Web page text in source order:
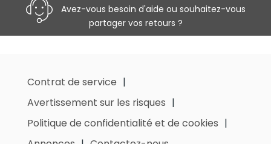
Avez-vous besoin d'aide ou souhaitez-vous
partager vos retours ?
Contrat de service
Avertissement sur les risques
Politique de confidentialité et de cookies